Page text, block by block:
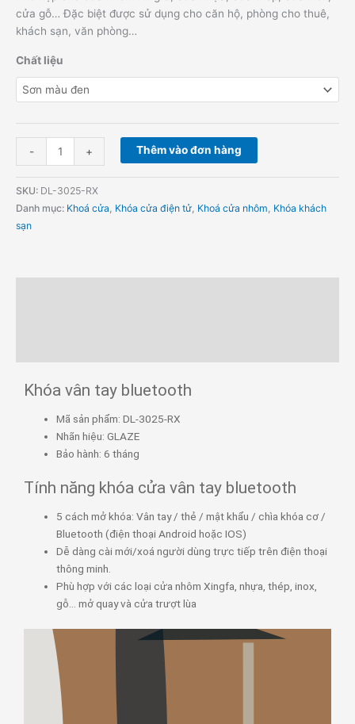
cửa gỗ… Đặc biệt được sử dụng cho căn hộ, phòng cho thuê,
khách sạn, văn phòng…
Chất liệu
- + Thêm vào đơn hàng
SKU: DL-3025-RX
Danh mục: Khoá cửa Khóa cửa điện tử Khoá cửa nhôm Khóa khách
sạn
Khóa vân tay bluetooth
Mã sản phẩm: DL-3025-RX
Nhãn hiệu: GLAZE
Bảo hành: 6 tháng
Tính năng khóa cửa vân tay bluetooth
5 cách mở khóa: Vân tay / thẻ / mật khẩu / chìa khóa cơ /
Bluetooth (điện thoại Android hoặc IOS)
Dễ dàng cài mới/xoá người dùng trực tiếp trên điện thoại
thông minh.
Phù hợp với các loại cửa nhôm Xingfa, nhựa, thép, inox,
gỗ… mở quay và cửa trượt lùa